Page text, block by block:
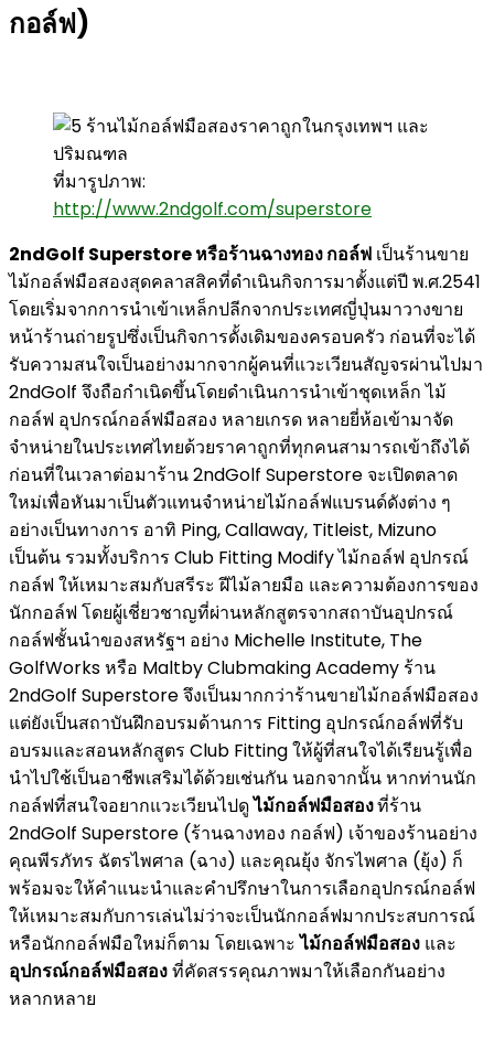
กอล์ฟ)
ที่มารูปภาพ:
http://www.2ndgolf.com/superstore
2ndGolf Superstore หรือร้านฉางทอง กอล์ฟ เป็นร้านขาย
ไม้กอล์ฟมือสองสุดคลาสสิคที่ดำเนินกิจการมาตั้งแต่ปี พ.ศ.2541
โดยเริ่มจากการนำเข้าเหล็กปลีกจากประเทศญี่ปุ่นมาวางขาย
หน้าร้านถ่ายรูปซึ่งเป็นกิจการดั้งเดิมของครอบครัว ก่อนที่จะได้
รับความสนใจเป็นอย่างมากจากผู้คนที่แวะเวียนสัญจรผ่านไปมา
2ndGolf จึงถือกำเนิดขึ้นโดยดำเนินการนำเข้าชุดเหล็ก ไม้
กอล์ฟ อุปกรณ์กอล์ฟมือสอง หลายเกรด หลายยี่ห้อเข้ามาจัด
จำหน่ายในประเทศไทยด้วยราคาถูกที่ทุกคนสามารถเข้าถึงได้
ก่อนที่ในเวลาต่อมาร้าน 2ndGolf Superstore จะเปิดตลาด
ใหม่เพื่อหันมาเป็นตัวแทนจำหน่ายไม้กอล์ฟแบรนด์ดังต่าง ๆ
อย่างเป็นทางการ อาทิ Ping, Callaway, Titleist, Mizuno
เป็นต้น รวมทั้งบริการ Club Fitting Modify ไม้กอล์ฟ อุปกรณ์
กอล์ฟ ให้เหมาะสมกับสรีระ ฝีไม้ลายมือ และความต้องการของ
นักกอล์ฟ โดยผู้เชี่ยวชาญที่ผ่านหลักสูตรจากสถาบันอุปกรณ์
กอล์ฟชั้นนำของสหรัฐฯ อย่าง Michelle Institute, The
GolfWorks หรือ Maltby Clubmaking Academy ร้าน
2ndGolf Superstore จึงเป็นมากกว่าร้านขายไม้กอล์ฟมือสอง
แต่ยังเป็นสถาบันฝึกอบรมด้านการ Fitting อุปกรณ์กอล์ฟที่รับ
อบรมและสอนหลักสูตร Club Fitting ให้ผู้ที่สนใจได้เรียนรู้เพื่อ
นำไปใช้เป็นอาชีพเสริมได้ด้วยเช่นกัน นอกจากนั้น หากท่านนัก
กอล์ฟที่สนใจอยากแวะเวียนไปดูไม้กอล์ฟมือสองที่ร้าน
2ndGolf Superstore (ร้านฉางทอง กอล์ฟ) เจ้าของร้านอย่าง
คุณพีรภัทร ฉัตรไพศาล (ฉาง) และคุณยุ้ง จักรไพศาล (ยุ้ง) ก็
พร้อมจะให้คำแนะนำและคำปรึกษาในการเลือกอุปกรณ์กอล์ฟ
ให้เหมาะสมกับการเล่นไม่ว่าจะเป็นนักกอล์ฟมากประสบการณ์
หรือนักกอล์ฟมือใหม่ก็ตาม โดยเฉพาะไม้กอล์ฟมือสอง และ
อุปกรณ์กอล์ฟมือสองที่คัดสรรคุณภาพมาให้เลือกกันอย่าง
หลากหลาย